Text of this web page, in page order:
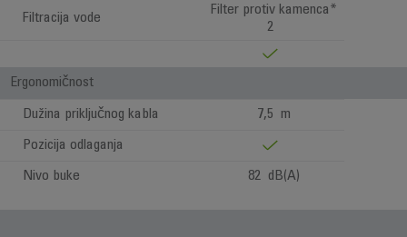
Filtracija vode
Filter protiv kamenca*
2
Ergonomičnost
Dužina priključnog kabla 7,5 m
Pozicija odlaganja
Nivo buke 82 dB(A)